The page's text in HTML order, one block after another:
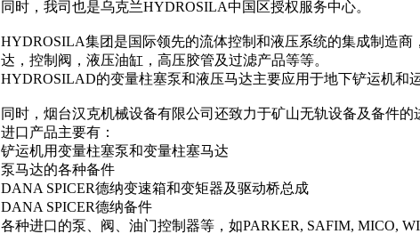
同时，我司也是乌克兰HYDROSILA中国区授权服务中心。
HYDROSILA集团是国际领先的流体控制和液压系统的集成制造
达，控制阀，液压油缸，高压胶管及过滤产品等等。
HYDROSILAD的变量柱塞泵和液压马达主要应用于地下铲运机和
同时，烟台汉克机械设备有限公司还致力于矿山无轨设备及备件的
进口产品主要有：
铲运机用变量柱塞泵和变量柱塞马达
泵马达的各种备件
DANA SPICER德纳变速箱和变矩器及驱动桥总成
DANA SPICER德纳备件
各种进口的泵、阀、油门控制器等，如PARKER, SAFIM, MICO,